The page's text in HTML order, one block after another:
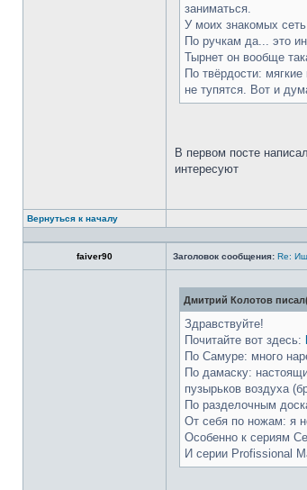
заниматься.
У моих знакомых
По ручкам да... это
Тырнет он вообще
По твёрдости:
не тупятся. Вот и
В первом посте
интересуют
Вернуться к началу
faiver90 Заголовок сообщения: Re:
Дмитрий Колотов
Здравствуйте!
Почитайте вот здесь:
По Самуре: много
По дамаску:
пузырьков воздуха
По разделочным
От себя по ножам: я
Особенно к сериям
И серии Profissional